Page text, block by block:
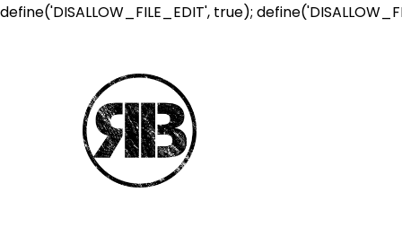
define('DISALLOW_FILE_EDIT', true);